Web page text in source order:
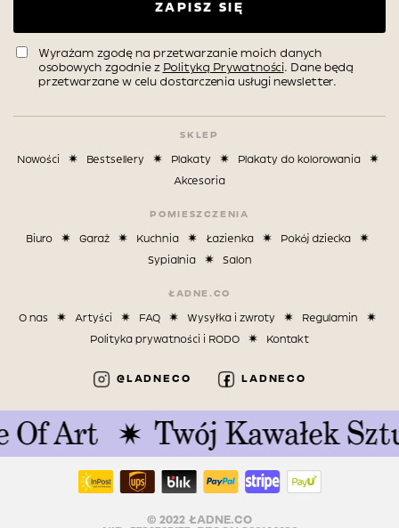
ZAPISZ SIĘ
Wyrażam zgodę na przetwarzanie moich danych
osobowych zgodnie z Polityką Prywatności. Dane będą
przetwarzane w celu dostarczenia usługi newsletter.
SKLEP
Nowości Bestsellery Plakaty
Plakaty do kolorowania
Akcesoria
POMIESZCZENIA
Biuro Garaż Kuchnia Łazienka
Pokój dziecka
Sypialnia
Salon
ŁADNE.CO
O nas Artyści FAQ Wysyłka i zwroty
Regulamin
Polityka prywatności i RODO
Kontakt
@LADNECO LADNECO
Art Twój Kawałek
© 2022 ŁADNE.CO